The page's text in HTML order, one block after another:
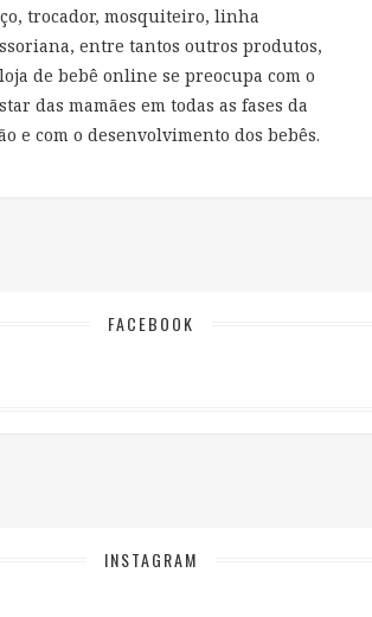
trocador, mosquiteiro, linha
entre tantos outros produtos,
de bebê online se preocupa com o
das mamães em todas as fases da
e com o desenvolvimento dos bebês.
FACEBOOK
INSTAGRAM